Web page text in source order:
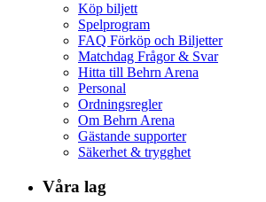
Köp biljett
Spelprogram
FAQ Förköp och Biljetter
Matchdag Frågor & Svar
Hitta till Behrn Arena
Personal
Ordningsregler
Om Behrn Arena
Gästande supporter
Säkerhet & trygghet
Våra lag